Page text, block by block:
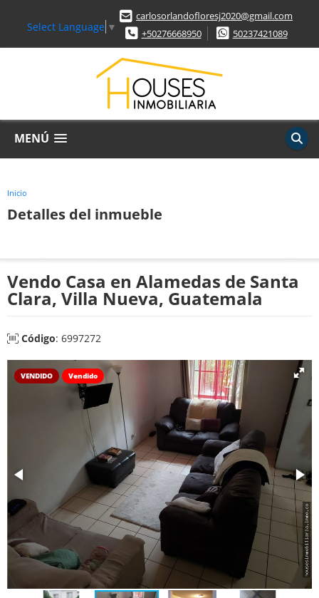
Select Language ▼
carlosorlandofloresj2020@gmail.com
+50276668950
50237421089
MENÚ
Inicio
Detalles del inmueble
Vendo Casa en Alamedas de Santa
Clara, Villa Nueva, Guatemala
Código: 6997272
VENDIDO Vendido